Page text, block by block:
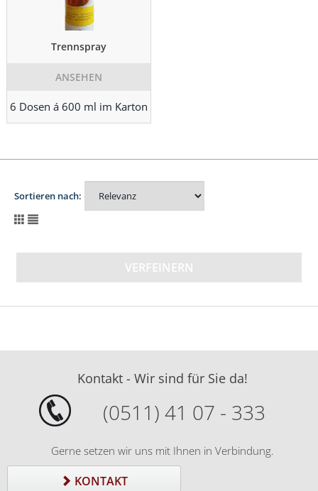
Trennspray
ANSEHEN
6 Dosen á 600 ml im Karton
Sortieren nach:
VERFEINERN
Kontakt - Wir sind für Sie da!
(0511) 41 07 - 333
Gerne setzen wir uns mit Ihnen in Verbindung.
KONTAKT